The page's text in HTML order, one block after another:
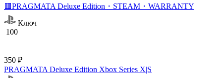
🟥PRAGMATA Deluxe Edition・STEAM・WARRANTY
Ключ
100
350 ₽
PRAGMATA Deluxe Edition Xbox Series X|S